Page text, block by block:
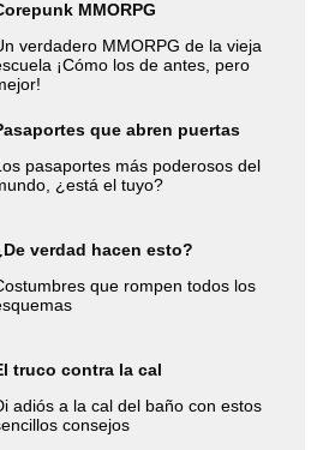
MMORPG
verdadero MMORPG de la vieja
¡Cómo los de antes, pero
que abren puertas
pasaportes más poderosos del
¿está el tuyo?
verdad hacen esto?
que rompen todos los
truco contra la cal
adiós a la cal del baño con estos
consejos